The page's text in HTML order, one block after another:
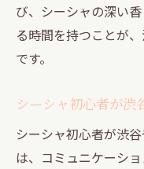
特別な時間を叶
シーシャで
思い出に残
特別な瞬間
び、シーシャの深い
る時間を持つことが
です。
シーシャ初心者が渋
シーシャ初心者が渋
は、コミュニケーシ